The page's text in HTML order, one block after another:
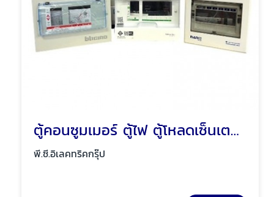
ตู้คอนซูมเมอร์ ตู้ไฟ ตู้โหลดเซ็นเตอร์ พัทยา ชลบุรี
พี.ซี.อิเลคทริคกรุ๊ป